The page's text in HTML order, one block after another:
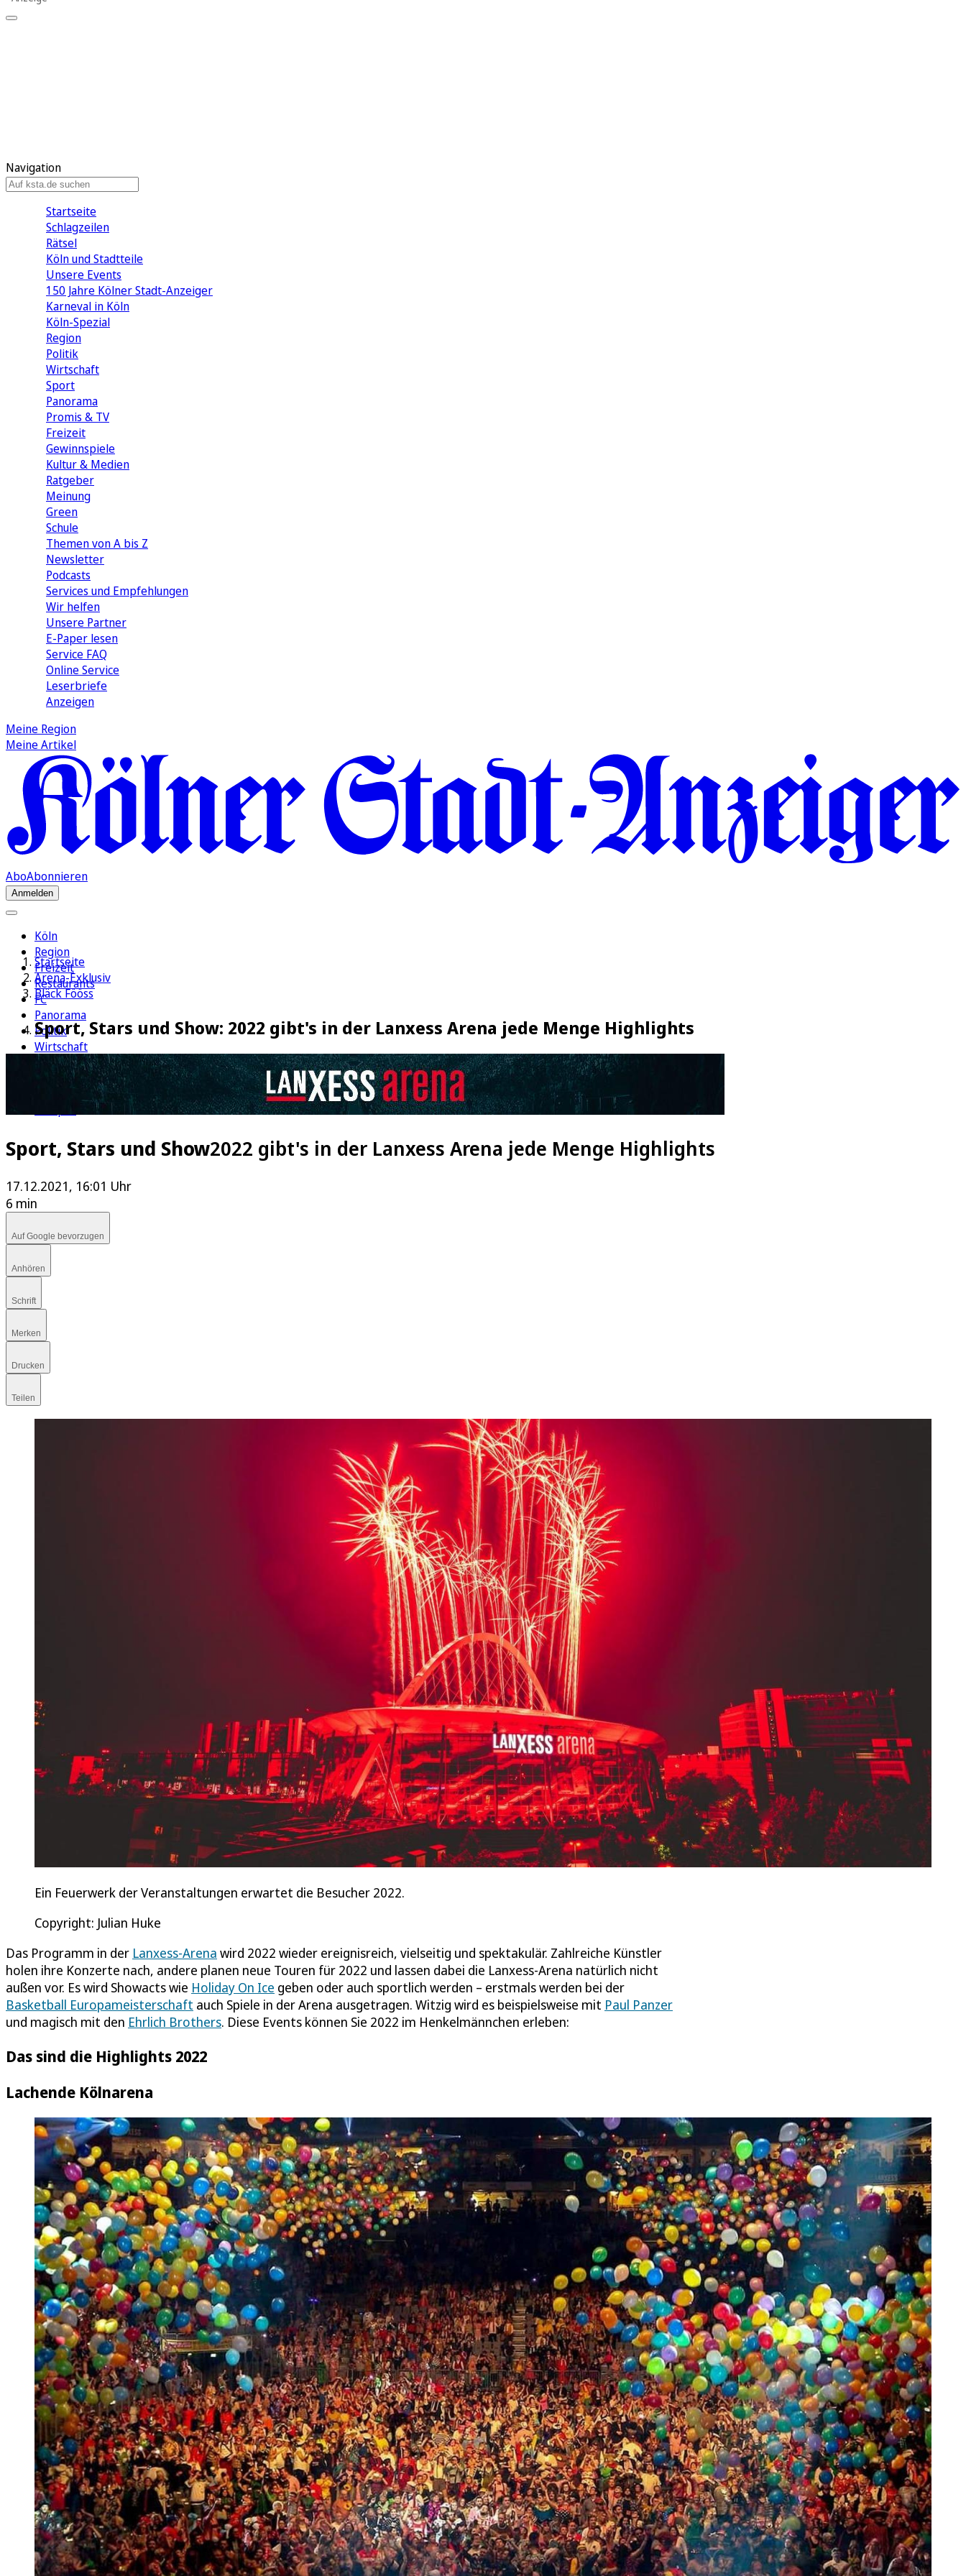
Navigation
Startseite
Schlagzeilen
Rätsel
Köln und Stadtteile
Unsere Events
150 Jahre Kölner Stadt-Anzeiger
Karneval in Köln
Köln-Spezial
Region
Politik
Wirtschaft
Sport
Panorama
Promis & TV
Freizeit
Gewinnspiele
Kultur & Medien
Ratgeber
Meinung
Green
Schule
Themen von A bis Z
Newsletter
Podcasts
Services und Empfehlungen
Wir helfen
Unsere Partner
E-Paper lesen
Service FAQ
Online Service
Leserbriefe
Anzeigen
Meine Region
Meine Artikel
AboAbonnieren
Anmelden
Köln
Region
Freizeit
Restaurants
FC
Panorama
Politik
Wirtschaft
Kultur
Startseite
Arena-Exklusiv
Bläck Fööss
Sport, Stars und Show: 2022 gibt's in der Lanxess Arena jede Menge Highlights
Sport, Stars und Show2022 gibt's in der Lanxess Arena jede Menge Highlights
17.12.2021, 16:01 Uhr
6 min
Auf Google bevorzugen
Anhören
Schrift
Merken
Drucken
Teilen
Ein Feuerwerk der Veranstaltungen erwartet die Besucher 2022.
Copyright: Julian Huke
Das Programm in der Lanxess-Arena wird 2022 wieder ereignisreich, vielseitig und spektakulär. Zahlreiche Künstler
holen ihre Konzerte nach, andere planen neue Touren für 2022 und lassen dabei die Lanxess-Arena natürlich nicht
außen vor. Es wird Showacts wie Holiday On Ice geben oder auch sportlich werden – erstmals werden bei der
Basketball Europameisterschaft auch Spiele in der Arena ausgetragen. Witzig wird es beispielsweise mit Paul Panzer
und magisch mit den Ehrlich Brothers. Diese Events können Sie 2022 im Henkelmännchen erleben:
Das sind die Highlights 2022
Lachende Kölnarena